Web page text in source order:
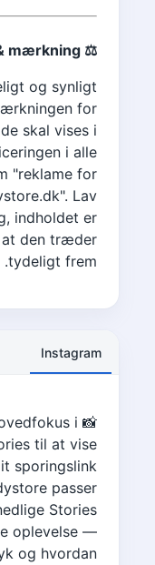
⚖️ Jura & mærkning
og synligt
for
skal vises i
i alle
"reklame for
Lav
indholdet er
at den træder
tydeligt frem.
Instagram
i
til at vise
sporingslink
passer
Stories
oplevelse —
og hvordan